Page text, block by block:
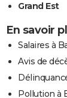
Grand Est
En savoir
Salaires à
Avis de
Pollution à